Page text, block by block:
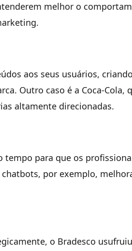
melhor o
aos seus usuários,
Outro caso é a Coca-Cola,
altamente direcionadas.
tempo para que os
por exemplo,
o Bradesco